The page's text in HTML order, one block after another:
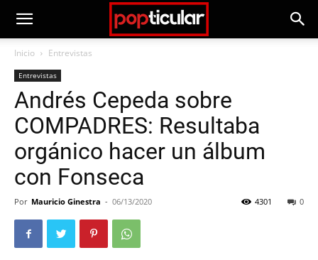
Inicio Entrevistas
Entrevistas
Andrés Cepeda sobre
COMPADRES: Resultaba
orgánico hacer un álbum
con Fonseca
Por Mauricio Ginestra - 06/13/2020 0
4301